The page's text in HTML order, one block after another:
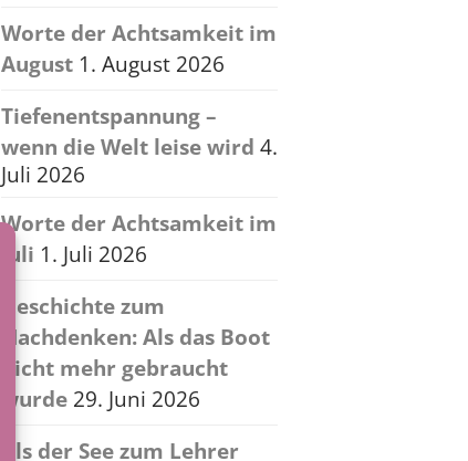
Worte der Achtsamkeit im
August 1. August 2026
Tiefenentspannung –
wenn die Welt leise wird 4.
Juli 2026
Worte der Achtsamkeit im
Juli 1. Juli 2026
Geschichte zum
Nachdenken: Als das Boot
nicht mehr gebraucht
wurde 29. Juni 2026
Als der See zum Lehrer